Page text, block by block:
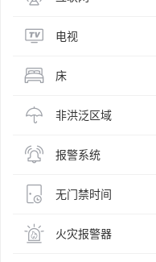
电视
床
非洪泛区域
报警系统
无门禁时间
火灾报警器